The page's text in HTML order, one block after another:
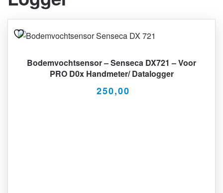
Bodemvochtsensor – Senseca DX721 – Voor
PRO D0x Handmeter/ Datalogger
250,00